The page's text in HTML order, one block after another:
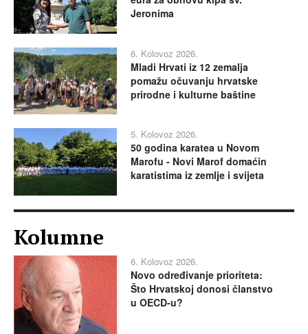
Jeronima
6. Kolovoz 2026.
Mladi Hrvati iz 12 zemalja
pomažu očuvanju hrvatske
prirodne i kulturne baštine
5. Kolovoz 2026.
50 godina karatea u Novom
Marofu - Novi Marof domaćin
karatistima iz zemlje i svijeta
Kolumne
6. Kolovoz 2026.
Novo određivanje prioriteta:
Što Hrvatskoj donosi članstvo
u OECD-u?